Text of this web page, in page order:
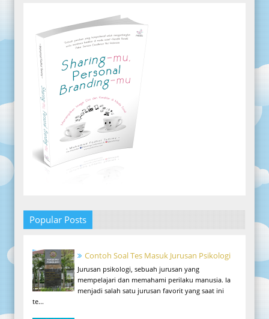
Popular Posts
Contoh Soal Tes Masuk Jurusan Psikologi
Jurusan psikologi, sebuah jurusan yang
mempelajari dan memahami perilaku manusia. Ia
menjadi salah satu jurusan favorit yang saat ini
te...